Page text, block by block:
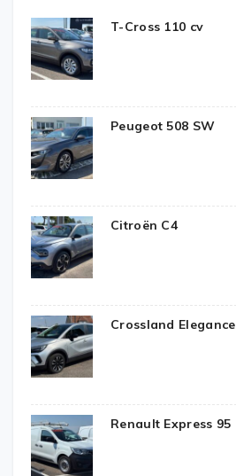
T-Cross 110 cv
Peugeot 508 SW
Citroën C4
Crossland Elegance
Renault Express 95